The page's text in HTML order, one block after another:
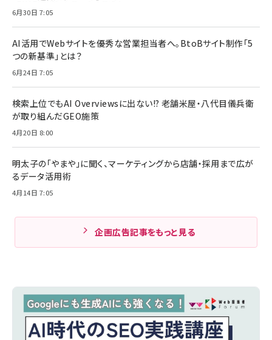
6月30日 7:05
AI活用でWebサイトを優秀な営業担当者へ。BtoBサイト制作「5
つの新基準」とは？
6月24日 7:05
検索上位でもAI Overviewsに出ない!? 老舗米屋・八代目儀兵衛
が取り組んだGEO施策
4月20日 8:00
明太子の「やまや」に聞く、マーケティングから店舗・採用まで広が
るデータ活用術
4月14日 7:05
企画広告記事をもっと見る